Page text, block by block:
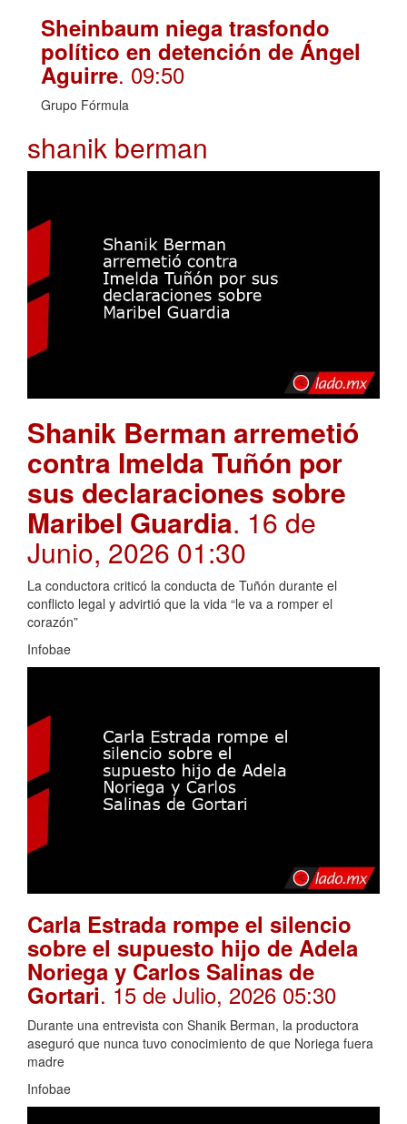
Sheinbaum niega trasfondo
político en detención de Ángel
Aguirre. 09:50
Grupo Fórmula
shanik berman
Shanik Berman arremetió
contra Imelda Tuñón por
sus declaraciones sobre
Maribel Guardia. 16 de
Junio, 2026 01:30
La conductora criticó la conducta de Tuñón durante el
conflicto legal y advirtió que la vida “le va a romper el
corazón”
Infobae
Carla Estrada rompe el silencio
sobre el supuesto hijo de Adela
Noriega y Carlos Salinas de
Gortari. 15 de Julio, 2026 05:30
Durante una entrevista con Shanik Berman, la productora
aseguró que nunca tuvo conocimiento de que Noriega fuera
madre
Infobae